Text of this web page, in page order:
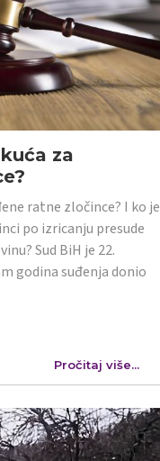
za
ratne zločince? I ko je
po izricanju presude
Sud BiH je 22.
godina suđenja donio
Pročitaj više...